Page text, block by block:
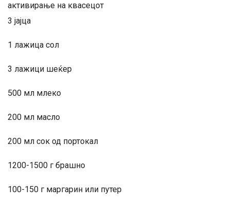
активирање на квасецот
3 јајца
1 лажица сол
3 лажици шеќер
500 мл млеко
200 мл масло
200 мл сок од портокал
1200-1500 г брашно
100-150 г маргарин или путер